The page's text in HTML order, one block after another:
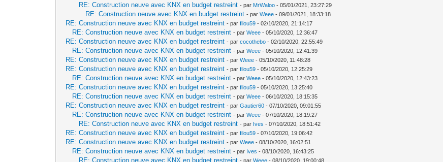
RE: Construction neuve avec KNX en budget restreint - par MrWaloo - 05/01/2021, 23:27:29
RE: Construction neuve avec KNX en budget restreint - parWeee - 09/01/2021, 18:33:18
RE: Construction neuve avec KNX en budget restreint - parfilou59 - 02/10/2020, 21:14:17
RE: Construction neuve avec KNX en budget restreint - parWeee - 05/10/2020, 12:36:47
RE: Construction neuve avec KNX en budget restreint - parcocothebo - 02/10/2020, 22:55:49
RE: Construction neuve avec KNX en budget restreint - parWeee - 05/10/2020, 12:41:39
RE: Construction neuve avec KNX en budget restreint - parWeee - 05/10/2020, 11:48:28
RE: Construction neuve avec KNX en budget restreint - parfilou59 - 05/10/2020, 12:25:29
RE: Construction neuve avec KNX en budget restreint - parWeee - 05/10/2020, 12:43:23
RE: Construction neuve avec KNX en budget restreint - parfilou59 - 05/10/2020, 13:25:40
RE: Construction neuve avec KNX en budget restreint - parWeee - 06/10/2020, 18:15:35
RE: Construction neuve avec KNX en budget restreint - parGautier60 - 07/10/2020, 09:01:55
RE: Construction neuve avec KNX en budget restreint - parWeee - 07/10/2020, 18:19:27
RE: Construction neuve avec KNX en budget restreint - par Ives - 07/10/2020, 18:51:42
RE: Construction neuve avec KNX en budget restreint - parfilou59 - 07/10/2020, 19:06:42
RE: Construction neuve avec KNX en budget restreint - parWeee - 08/10/2020, 16:02:51
RE: Construction neuve avec KNX en budget restreint - par Ives - 08/10/2020, 16:43:25
RE: Construction neuve avec KNX en budget restreint - parWeee - 08/10/2020, 19:00:48